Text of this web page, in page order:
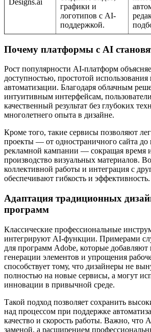
Designs.ai
графики и
логотипов с AI-
поддержкой.
Почему платформы с AI
Рост популярности AI-платформ
доступностью, простотой
автоматизации. Благодаря облачным
интуитивным интерфейсам,
качественный результат без глубоких
многолетнего опыта в дизайне.
Кроме того, такие сервисы позволяют
проекты — от одностраничного сайта до
рекламной кампании — сокращая время
производство визуальных материалов.
коллективной работы и интеграция с
обеспечивают гибкость и эффективность.
Адаптация традиционных
программ
Классические профессиональные
интегрируют AI-функции. Примерами
для программ Adobe, которые добавляют
генерации элементов и упрощения
способствует тому, что дизайнеры не
полностью на новые сервисы, а могут
инновации в привычной среде.
Такой подход позволяет сохранить
над процессом при поддержке
качество и скорость работы. Важно, что
заменой, а расширением